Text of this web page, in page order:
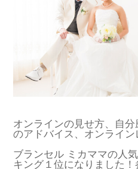
オンラインの見せ方、自
のアドバイス、オンライン
ブランセル ミカママの人
キング１位になりました！